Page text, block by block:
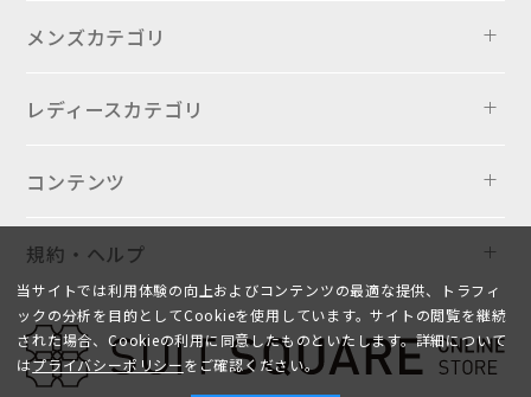
メンズカテゴリ
レディースカテゴリ
コンテンツ
規約・ヘルプ
当サイトでは利用体験の向上およびコンテンツの最適な提供、トラフィ
ックの分析を目的としてCookieを使用しています。サイトの閲覧を継続
された場合、Cookieの利用に同意したものといたします。詳細について
はプライバシーポリシーをご確認ください。